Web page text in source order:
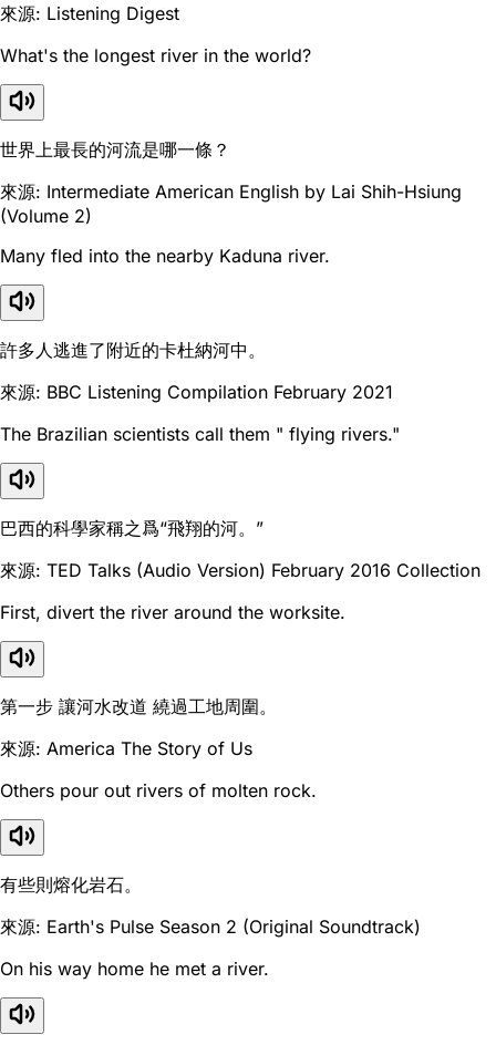
來源: Listening Digest
What's the longest river in the world?
世界上最長的河流是哪一條？
來源: Intermediate American English by Lai Shih-Hsiung
(Volume 2)
Many fled into the nearby Kaduna river.
許多人逃進了附近的卡杜納河中。
來源: BBC Listening Compilation February 2021
The Brazilian scientists call them " flying rivers."
巴西的科學家稱之爲“飛翔的河。”
來源: TED Talks (Audio Version) February 2016 Collection
First, divert the river around the worksite.
第一步 讓河水改道 繞過工地周圍。
來源: America The Story of Us
Others pour out rivers of molten rock.
有些則熔化岩石。
來源: Earth's Pulse Season 2 (Original Soundtrack)
On his way home he met a river.